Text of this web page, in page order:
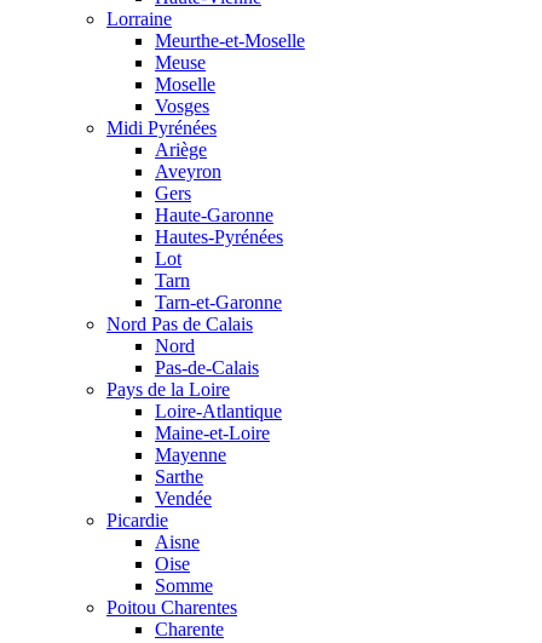
Lorraine
Meurthe-et-Moselle
Meuse
Moselle
Vosges
Midi Pyrénées
Ariège
Aveyron
Gers
Haute-Garonne
Hautes-Pyrénées
Lot
Tarn
Tarn-et-Garonne
Nord Pas de Calais
Nord
Pas-de-Calais
Pays de la Loire
Loire-Atlantique
Maine-et-Loire
Mayenne
Sarthe
Vendée
Picardie
Aisne
Oise
Somme
Poitou Charentes
Charente